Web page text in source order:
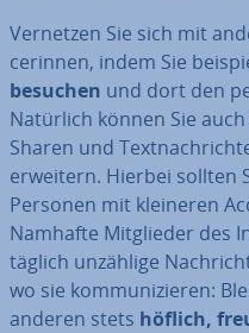
Vernetzen Sie sich mit
ce­rin­nen, indem Sie
besuchen und dort den
Natürlich können Sie
Sharen und
erweitern. Hierbei sollten
Personen mit kleineren
Namhafte Mit­glie­der des
täglich unzählige
wo sie kom­mu­ni­zie­ren:
anderen stets höflich,